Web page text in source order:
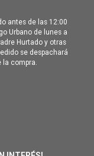
antes de las 12:00
Urbano de lunes a
Hurtado y otras
se despachará
compra.